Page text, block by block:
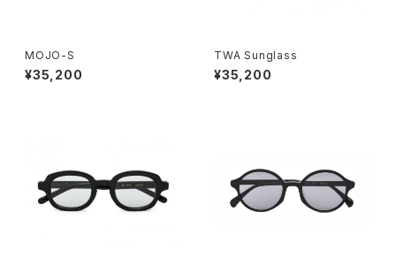
MOJO-S
¥35,200
TWA Sunglass
¥35,200